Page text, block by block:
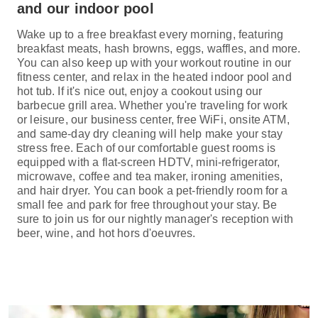
and our indoor pool
Wake up to a free breakfast every morning, featuring
breakfast meats, hash browns, eggs, waffles, and more.
You can also keep up with your workout routine in our
fitness center, and relax in the heated indoor pool and
hot tub. If it's nice out, enjoy a cookout using our
barbecue grill area. Whether you're traveling for work
or leisure, our business center, free WiFi, onsite ATM,
and same-day dry cleaning will help make your stay
stress free. Each of our comfortable guest rooms is
equipped with a flat-screen HDTV, mini-refrigerator,
microwave, coffee and tea maker, ironing amenities,
and hair dryer. You can book a pet-friendly room for a
small fee and park for free throughout your stay. Be
sure to join us for our nightly manager's reception with
beer, wine, and hot hors d'oeuvres.